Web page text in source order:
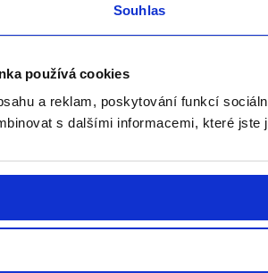
Souhlas
používá cookies
a reklam, poskytování funkcí
s dalšími informacemi, které